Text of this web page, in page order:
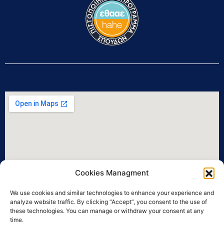
Cookies Managment
We use cookies and similar technologies to enhance your experience and
analyze website traffic. By clicking “Accept”, you consent to the use of
these technologies. You can manage or withdraw your consent at any
time.